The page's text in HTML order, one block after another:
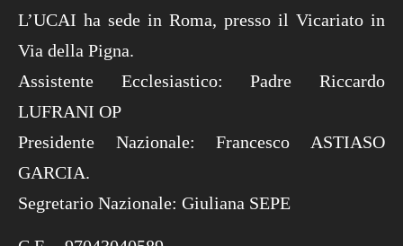
L’UCAI ha sede in Roma, presso il Vicariato in
Via della Pigna.
Assistente Ecclesiastico: Padre Riccardo
LUFRANI OP
Presidente Nazionale: Francesco ASTIASO
GARCIA.
Segretario Nazionale: Giuliana SEPE